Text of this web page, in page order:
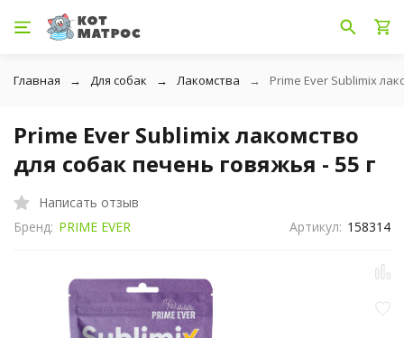
Главная Для собак Лакомства Prime Ever Sublimix
Prime Ever Sublimix лакомство
для собак печень говяжья - 55 г
Написать отзыв
Бренд: PRIME EVER Артикул: 158314